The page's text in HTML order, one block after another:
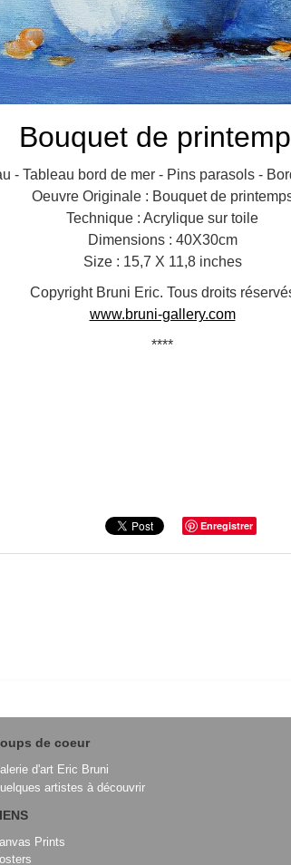
Bouquet de
- Tableau bord de mer - Pins parasols -
Oeuvre Originale : Bouquet de
Technique : Acrylique sur toile
Dimensions : 40X30cm
Size : 15,7 X 11,8 inches
Copyright Bruni Eric. Tous droits
www.bruni-gallery.com
****
Enregistrer
de coeur
d'art Eric Bruni
artistes à découvrir
Prints